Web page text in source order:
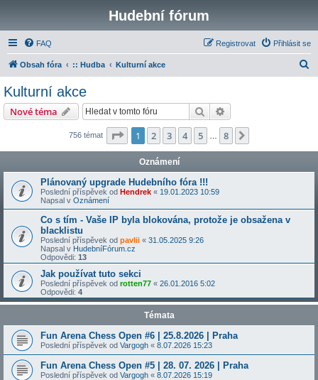
Hudební fórum
FAQ Přihlásit se
Registrovat
Obsah fóra :: Hudba Kulturní akce
Kulturní akce
Nové téma Hledat
756 témat Stránka z
1 2 3 4 5 8
Oznámení
Plánovaný upgrade Hudebního fóra !!!
Poslední příspěvek od Hendrek « 19.01.2023 10:59
Napsal v Oznámení
Co s tím - Vaše IP byla blokována, protože je obsažena v
blacklistu
Poslední příspěvek od pavlii « 31.05.2025 9:26
Napsal v HudebníFórum.cz
Odpovědi: 13
Jak používat tuto sekci
Poslední příspěvek od rotten77 « 26.01.2016 5:02
Odpovědi: 4
Témata
Fun Arena Chess Open #6 | 25.8.2026 | Praha
Poslední příspěvek od Vargogh « 8.07.2026 15:23
Fun Arena Chess Open #5 | 28. 07. 2026 | Praha
Poslední příspěvek od Vargogh « 8.07.2026 15:19